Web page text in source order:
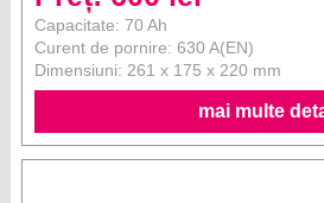
Capacitate: 70 Ah
Curent de pornire: 630 A(EN)
Dimensiuni: 261 x 175 x 220 mm
mai multe